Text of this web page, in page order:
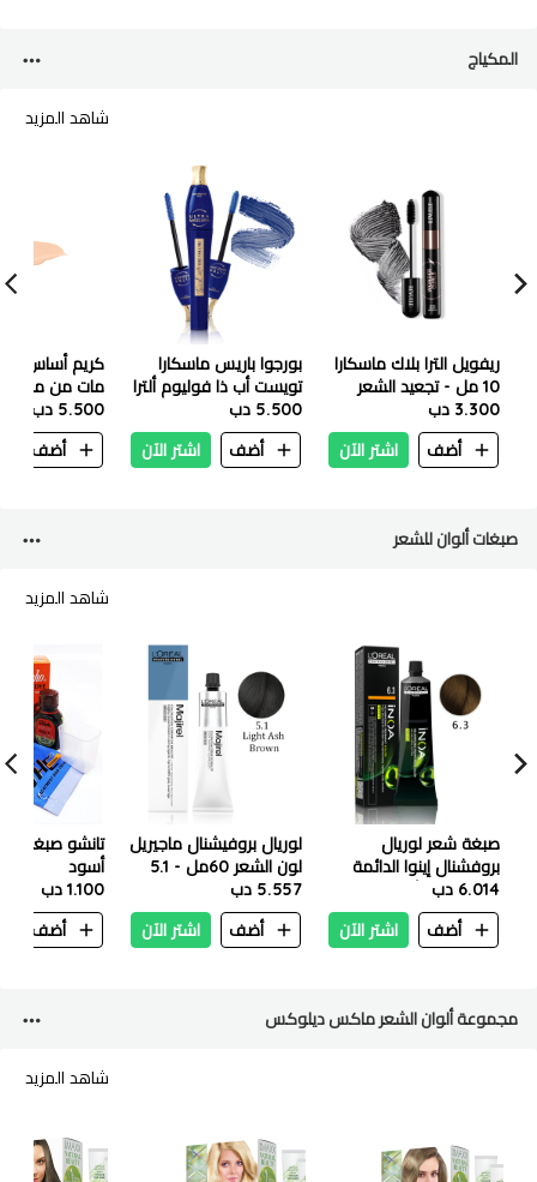
المكياج
شاهد المزيد
ريفويل الترا بلاك ماسكارا
10 مل - تجعيد الشعر
العجيب
3.300 دب
أضف
اشتر الآن
بورجوا باريس ماسكارا
تويست أب ذا فوليوم ألترا
ألترا بلو
5.500 دب
أضف
اشتر الآن
كريم أساس
- 238 ريش تان
5.500 دب
أضف
صبغات ألوان للشعر
شاهد المزيد
صبغة شعر لوريال
بروفشنال إينوا الدائمة
– 6.3 أشقر ذهبي غامق
6.014 دب
أضف
اشتر الآن
لوريال بروفيشنال ماجيريل
لون الشعر 60مل - 5.1
بني رمادي فاتح
5.557 دب
أضف
اشتر الآن
تانشو صبغة
أسود
1.100 دب
أضف
مجموعة ألوان الشعر ماكس ديلوكس
شاهد المزيد